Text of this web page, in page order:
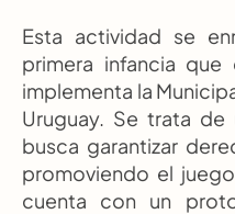
Esta actividad se
primera infancia
implementa la
Uruguay. Se trata
busca garantizar
promoviendo el
cuenta con un